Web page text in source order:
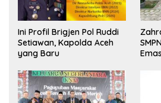
Ini Profil Brigjen Pol Ruddi
Setiawan, Kapolda Aceh
yang Baru